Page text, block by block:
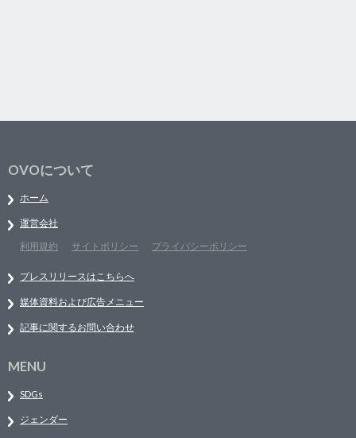
OVOについて
ホーム
運営会社
利用規約
サイトポリシー プライバシーポリシー
プレスリリースはこちらへ
媒体資料および広告メニュー
記事に関するお問い合わせ
MENU
SDGs
ジェンダー